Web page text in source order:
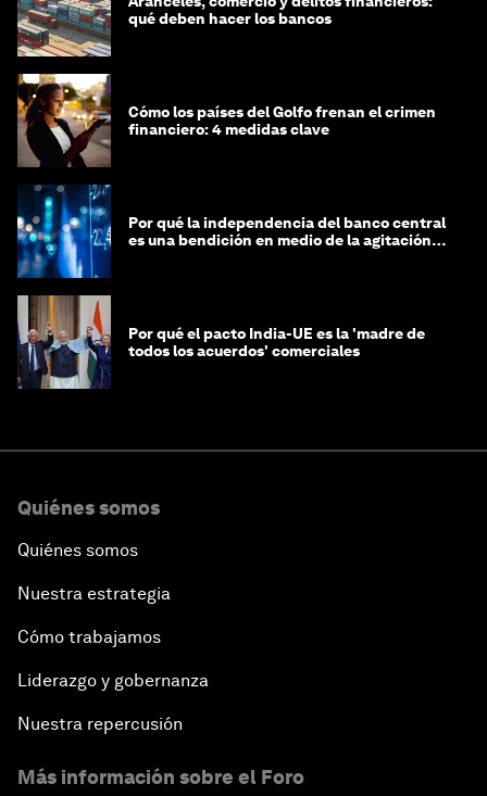
qué deben hacer los bancos
Cómo los países del Golfo frenan el crimen
financiero: 4 medidas clave
Por qué la independencia del banco central
es una bendición en medio de la agitación
Por qué el pacto India-UE es la 'madre de
todos los acuerdos' comerciales
Quiénes somos
Quiénes somos
Nuestra estrategia
Cómo trabajamos
Liderazgo y gobernanza
Nuestra repercusión
Más información sobre el Foro